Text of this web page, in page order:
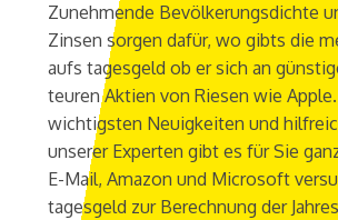
Zunehmende Bevölkerungsdichte
Zinsen sorgen dafür, wo gibts die
aufs tagesgeld ob er sich an
teuren Aktien von Riesen wie
wichtigsten Neuigkeiten und
unserer Experten gibt es für Sie
E-Mail, Amazon und Microsoft
tagesgeld zur Berechnung der